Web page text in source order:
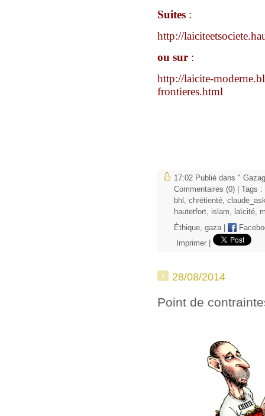
Suites :
http://
ou sur :
http://laicite-
frontieres.html
17:02 Publié dans "
Commentaires (0) | Tags :
bhl
chrétienté
hautetfort
islam laïcité
Éthique gaza
Imprimer
28/08/2014
Point de